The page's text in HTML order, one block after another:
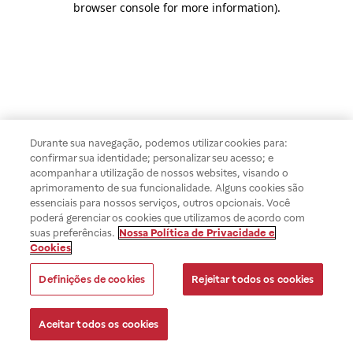
browser console for more information).
Durante sua navegação, podemos utilizar cookies para:
confirmar sua identidade; personalizar seu acesso; e
acompanhar a utilização de nossos websites, visando o
aprimoramento de sua funcionalidade. Alguns cookies são
essenciais para nossos serviços, outros opcionais. Você
poderá gerenciar os cookies que utilizamos de acordo com
suas preferências. Nossa Política de Privacidade e
Cookies
Definições de cookies Rejeitar todos os cookies
Aceitar todos os cookies